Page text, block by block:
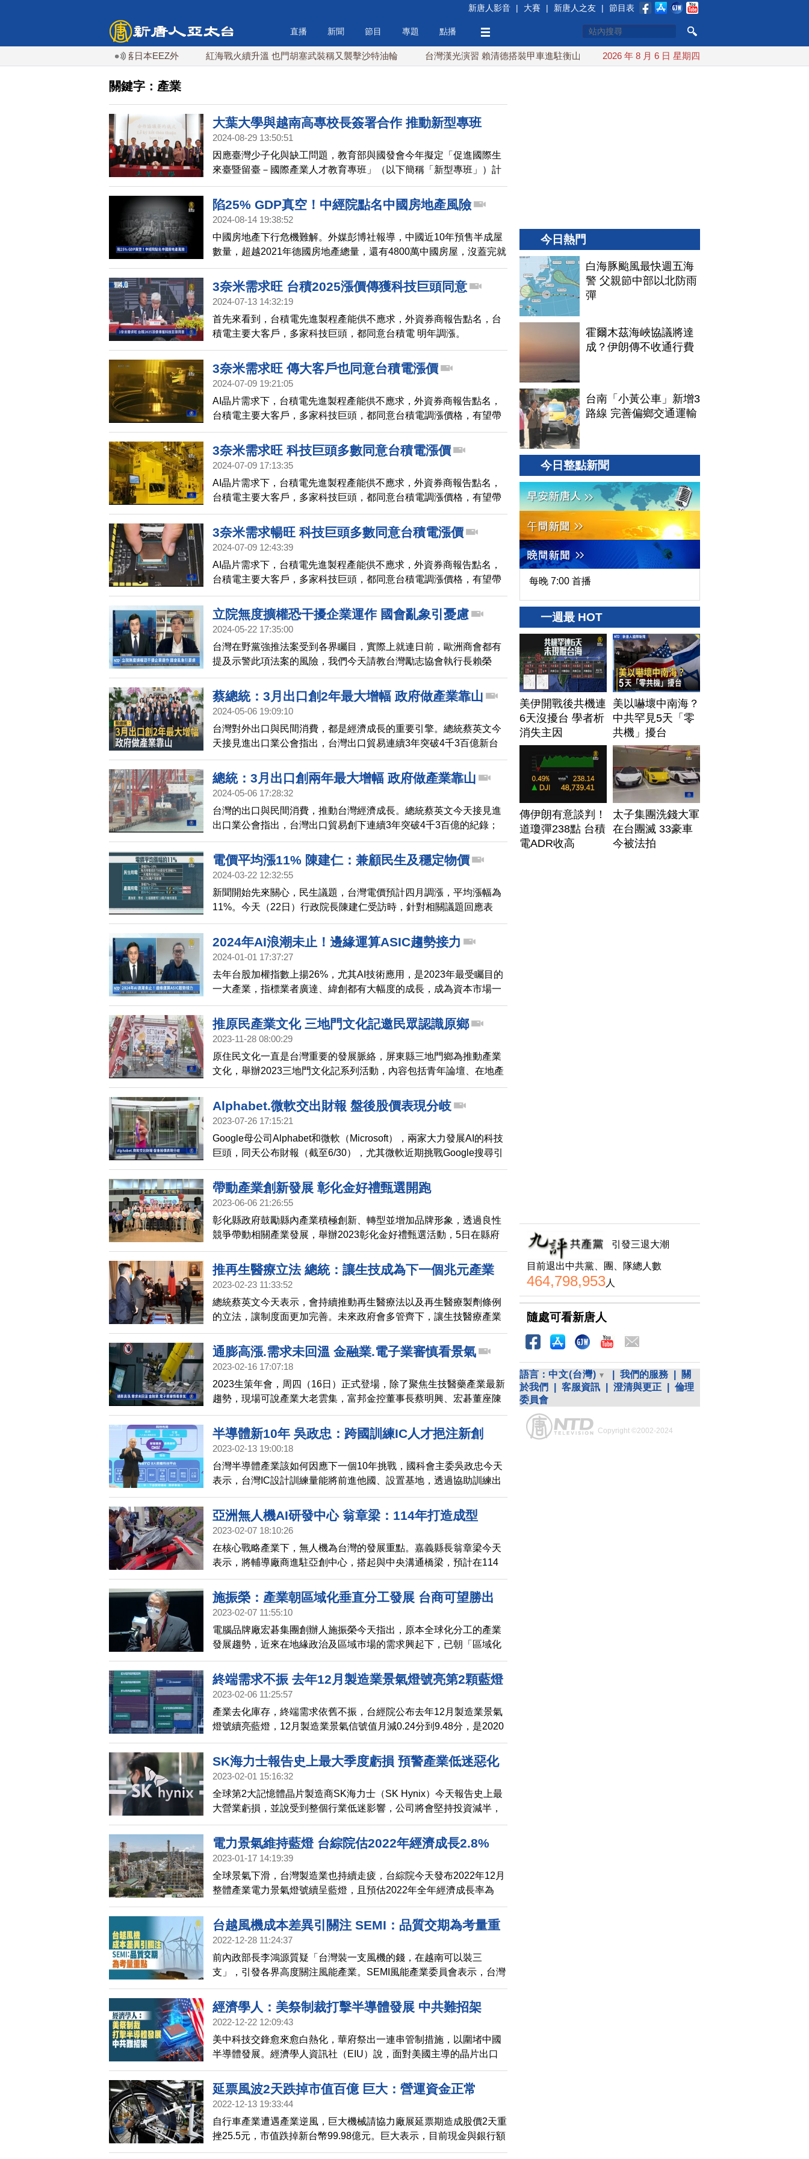
新唐人影音 | 大賽 | 新唐人之友 | 節目表
直播 新聞 節目 專題 點播
！朝鮮發射彈道導彈 落日本EEZ外 紅海戰火續升溫 也門胡塞武裝稱又襲擊沙特油輪 台灣漢光演習 賴清德搭裝甲車進駐衡山指揮所 AIT公開台美海巡合作 余茂春：東亞最重要局勢發展
2026 年 8 月 6 日 星期四
關鍵字：產業
大葉大學與越南高專校長簽署合作 推動新型專班
2024-08-29 13:50:51
因應臺灣少子化與缺工問題，教育部與國發會今年擬定「促進國際生
來臺暨留臺－國際產業人才教育專班」（以下簡稱「新型專班」）計
畫，在越南胡志明市勞動榮軍與社會廳黎文汀廳長、胡志明市勞動榮
軍與社會廳職業教育室阮志成科長、大葉大學董事長韓繼綏等人的見
證下，大葉大學29日與胡志明市的四所高專、中專簽約合作，將攜手
產業需求的人才。
陷25% GDP真空！中經院點名中國房地產風險
2024-08-14 19:38:52
中國房地產下行危機難解。外媒彭博社報導，中國近10年預售半成屋
數量，超越2021年德國房地產總量，還有4800萬中國房屋，沒蓋完就
已經賣出。對此，台灣的中華經濟研究院，點名中國發展成熟製程產
能過剩，低價傾銷全球市場，擴大國際金融風險。
3奈米需求旺 台積2025漲價傳獲科技巨頭同意
2024-07-13 14:32:19
首先來看到，台積電先進製程產能供不應求，外資券商報告點名，台
積電主要大客戶，多家科技巨頭，都同意台積電 明年調漲。
3奈米需求旺 傳大客戶也同意台積電漲價
2024-07-09 19:21:05
AI晶片需求下，台積電先進製程產能供不應求，外資券商報告點名，
台積電主要大客戶，多家科技巨頭，都同意台積電調漲價格，有望帶
動台積電未來毛利率逐年攀升。
3奈米需求旺 科技巨頭多數同意台積電漲價
2024-07-09 17:13:35
AI晶片需求下，台積電先進製程產能供不應求，外資券商報告點名，
台積電主要大客戶，多家科技巨頭，都同意台積電調漲價格，有望帶
動台積電未來毛利率逐年攀升。
3奈米需求暢旺 科技巨頭多數同意台積電漲價
2024-07-09 12:43:39
AI晶片需求下，台積電先進製程產能供不應求，外資券商報告點名，
台積電主要大客戶，多家科技巨頭，都同意台積電調漲價格，有望帶
動台積電未來毛利率逐年攀升。
立院無度擴權恐干擾企業運作 國會亂象引憂慮
2024-05-22 17:35:00
台灣在野黨強推法案受到各界矚目，實際上就連日前，歐洲商會都有
提及示警此項法案的風險，我們今天請教台灣勵志協會執行長賴榮
偉，針對當前國會的局勢，目前產業界是怎麼看？比較大的擔憂來自
甚麼面向，這是否會導致外資對台灣市場卻步？
蔡總統：3月出口創2年最大增幅 政府做產業靠山
2024-05-06 19:09:10
台灣對外出口與民間消費，都是經濟成長的重要引擎。總統蔡英文今
天接見進出口業公會指出，台灣出口貿易連續3年突破4千3百億新台
幣，創下紀錄；今年3月單月出口額418.2億美元，是兩年來最大增
幅。政府一定會做產業的靠山，持續推動各項支持產業的措施。
總統：3月出口創兩年最大增幅 政府做產業靠山
2024-05-06 17:28:32
台灣的出口與民間消費，推動台灣經濟成長。總統蔡英文今天接見進
出口業公會指出，台灣出口貿易創下連續3年突破4千3百億的紀錄；
今年3月單月出口418.2億美元，更是兩年來最大增幅。總統強調，政
府一定會做產業的靠山，持續推動各項支持產業的措施，並期盼大家
繼續與政府攜手合作，為台灣的繁榮發展努力。
電價平均漲11% 陳建仁：兼顧民生及穩定物價
2024-03-22 12:32:55
新聞開始先來關心，民生議題，台灣電價預計四月調漲，平均漲幅為
11%。今天（22日）行政院長陳建仁受訪時，針對相關議題回應表
示，今天將召開電價審議委員會，會議結果會再跟大家說明。並強
調，調漲將兼顧民生及穩定物價。
2024年AI浪潮未止！邊緣運算ASIC趨勢接力
2024-01-01 17:37:27
去年台股加權指數上揚26%，尤其AI技術應用，是2023年最受矚目的
一大產業，指標業者廣達、緯創都有大幅度的成長，成為資本市場一
波主要動能，不過進入到今年，也就是2024年，我們請教資深分析師
謝晨彥，就您觀察，這股AI熱潮還會延續嗎？怎麼看AI長期前景？有
哪些領域可能具備成長潛力？
推原民產業文化 三地門文化記邀民眾認識原鄉
2023-11-28 08:00:29
原住民文化一直是台灣重要的發展脈絡，屏東縣三地門鄉為推動產業
文化，舉辦2023三地門文化記系列活動，內容包括青年論壇、在地產
業2.0成果展等，希望讓民眾走入部落認識原鄉。
Alphabet.微軟交出財報 盤後股價表現分岐
2023-07-26 17:15:21
Google母公司Alphabet和微軟（Microsoft），兩家大力發展AI的科技
巨頭，同天公布財報（截至6/30），尤其微軟近期挑戰Google搜尋引
擎龍頭，兩家公司獲利表現受到關注。數據顯示，Google第二季營收
746.07億美元，年成長7%，優於市場預期的4.4%，廣告、雲端業務
保持成長，推升Google股價，美股盤後一度大漲超過7%。微軟也公
運算需求放緩，全年展望不如市場預期，旗下AI產品似乎並未順利帶
動獲利，也讓微軟
帶動產業創新發展 彰化金好禮甄選開跑
2023-06-06 21:26:55
彰化縣政府鼓勵縣內產業積極創新、轉型並增加品牌形象，透過良性
競爭帶動相關產業發展，舉辦2023彰化金好禮甄選活動，5日在縣府
中庭辦理啟動記者會。彰化縣長王惠美、彰化縣商業會副理事長楊曜
聰、彰化縣農會總幹張建豐事等人與會。
推再生醫療立法 總統：讓生技成為下一個兆元產業
2023-02-23 11:33:52
總統蔡英文今天表示，會持續推動再生醫療法以及再生醫療製劑條例
的立法，讓制度面更加完善。未來政府會多管齊下，讓生技醫療產業
不斷地提升競爭力，成為台灣下一個兆元產業。
通膨高漲.需求未回溫 金融業.電子業審慎看景氣
2023-02-16 17:07:18
2023生策年會，周四（16日）正式登場，除了聚焦生技醫藥產業最新
趨勢，現場可說產業大老雲集，富邦金控董事長蔡明興、宏碁董座陳
俊聖、和碩董事長童子賢都到場，不過對於今年景氣看法，由於通膨
高漲、消費力尚未回籠，業界大老是相對保留。
半導體新10年 吳政忠：跨國訓練IC人才挹注新創
2023-02-13 19:00:18
台灣半導體產業該如何因應下一個10年挑戰，國科會主委吳政忠今天
表示，台灣IC設計訓練量能將前進他國、設置基地，透過協助訓練出
優秀人力，進一步挹注新創，進而吸引國際投資基金看見台灣。
亞洲無人機AI研發中心 翁章梁：114年打造成型
2023-02-07 18:10:26
在核心戰略產業下，無人機為台灣的發展重點。嘉義縣長翁章梁今天
表示，將輔導廠商進駐亞創中心，搭起與中央溝通橋梁，預計在114
年底將所有無人機相關環境打造成形。
施振榮：產業朝區域化垂直分工發展 台商可望勝出
2023-02-07 11:55:10
電腦品牌廠宏碁集團創辦人施振榮今天指出，原本全球化分工的產業
發展趨勢，近來在地緣政治及區域巿場的需求興起下，已朝「區域化
垂直分工」發展，由於台商製造已國際化部署多年，預料未來仍可在
新一波典範移轉中勝出。
終端需求不振 去年12月製造業景氣燈號亮第2顆藍燈
2023-02-06 11:25:57
產業去化庫存，終端需求依舊不振，台經院公布去年12月製造業景氣
燈號續亮藍燈，12月製造業景氣信號值月減0.24分到9.48分，是2020
年2月以來新低，也是2022年連續第2個月代表景氣衰退的藍燈。
SK海力士報告史上最大季度虧損 預警產業低迷惡化
2023-02-01 15:16:32
全球第2大記憶體晶片製造商SK海力士（SK Hynix）今天報告史上最
大營業虧損，並說受到整個行業低迷影響，公司將會堅持投資減半，
同時示警今年首季晶片產業低迷情況將繼續惡化。
電力景氣維持藍燈 台綜院估2022年經濟成長2.8%
2023-01-17 14:19:39
全球景氣下滑，台灣製造業也持續走疲，台綜院今天發布2022年12月
整體產業電力景氣燈號續呈藍燈，且預估2022年全年經濟成長率為
2.8%，「保3」落空。
台越風機成本差異引關注 SEMI：品質交期為考量重
點
2022-12-28 11:24:37
前內政部長李鴻源質疑「台灣裝一支風機的錢，在越南可以裝三
支」，引發各界高度關注風能產業。SEMI風能產業委員會表示，台灣
擁有豐富天然風力資源，透過大規模離岸風場建置，有助台灣能源轉
型，提升產業全球競爭力。
經濟學人：美祭制裁打擊半導體發展 中共難招架
2022-12-22 12:09:43
美中科技交鋒愈來愈白熱化，華府祭出一連串管制措施，以圍堵中國
半導體發展。經濟學人資訊社（EIU）說，面對美國主導的晶片出口
限制，中國應對的籌碼有限。
延票風波2天跌掉市值百億 巨大：營運資金正常
2022-12-13 19:33:44
自行車產業遭遇產業逆風，巨大機械請協力廠展延票期造成股價2天重
挫25.5元，市值跌掉新台幣99.98億元。巨大表示，目前現金與銀行額
度充足無虞，營運資金正常，預估明年上半年可逐步回歸正常庫存水
今日熱門
白海豚颱風最快週五海
警 父親節中部以北防雨
彈
霍爾木茲海峽協議將達
成？伊朗傳不收通行費
台南「小黃公車」新增3
路線 完善偏鄉交通運輸
今日整點新聞
每晚 7:00 首播
一週最 HOT
美伊開戰後共機連
6天沒擾台 學者析
消失主因
美以嚇壞中南海？
中共罕見5天「零
共機」擾台
傳伊朗有意談判！
道瓊彈238點 台積
電ADR收高
太子集團洗錢大軍
在台團滅 33豪車
今被法拍
引發三退大潮
目前退出中共黨、團、隊總人數
464,798,953人
隨處可看新唐人
語言： 中文(台灣) 我們的服務
關
於我們
客服資訊 澄清與更正
倫理
委員會
Copyright ©2002-2024